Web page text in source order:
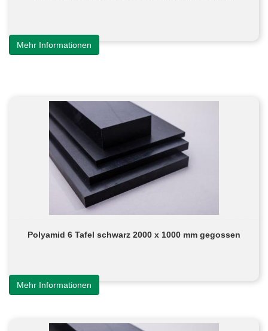
Mehr Informationen
Polyamid 6 Tafel schwarz 2000 x 1000 mm gegossen
Mehr Informationen